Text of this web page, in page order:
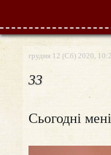
грудня 12 (Сб) 2020,
33
Cьогодні